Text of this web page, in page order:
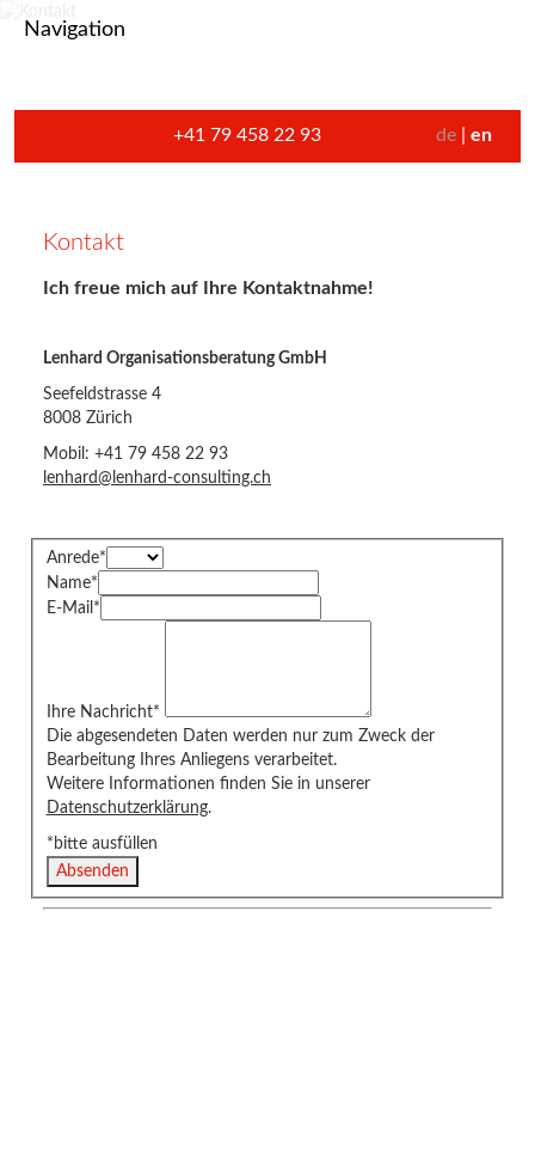
Navigation
+41 79 458 22 93 de en
Kontakt
Ich freue mich auf Ihre Kontaktnahme!
Lenhard Organisationsberatung GmbH
Seefeldstrasse 4
8008 Zürich
Mobil: +41 79 458 22 93
lenhard@lenhard-consulting.ch
Anrede*
Name*
E-Mail *
Ihre Nachricht*
Die abgesendeten Daten werden nur zum Zweck der
Bearbeitung Ihres Anliegens verarbeitet.
Weitere Informationen finden Sie in unserer
Datenschutzerklärung.
*bitte ausfüllen
Absenden